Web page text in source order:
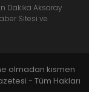
Dakika Aksaray
Sitesi ve
olmadan kısmen
- Tüm Hakları